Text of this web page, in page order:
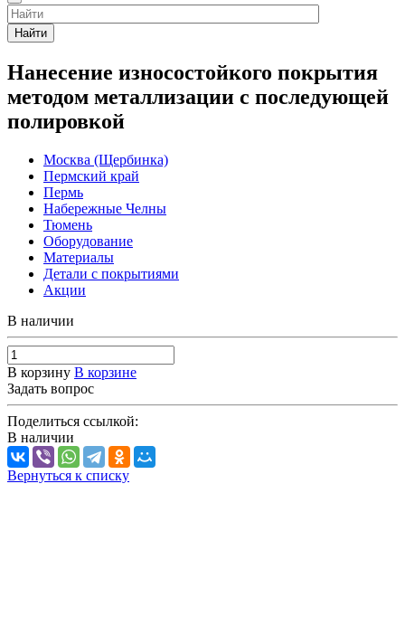
Найти
Нанесение износостойкого покрытия
методом металлизации с последующей
полировкой
Москва (Щербинка)
Пермский край
Пермь
Набережные Челны
Тюмень
Оборудование
Материалы
Детали с покрытиями
Акции
В наличии
В корзину В корзине
Задать вопрос
Поделиться ссылкой:
В наличии
Вернуться к списку